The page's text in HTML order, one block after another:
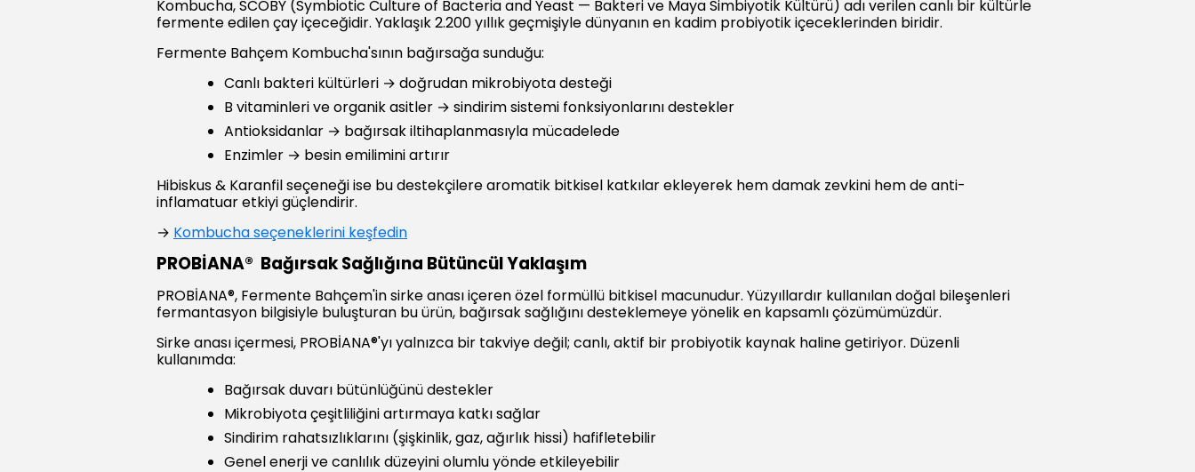
Kombucha, SCOBY (Symbiotic Culture of Bacteria and Yeast — Bakteri ve Maya Simbiyotik Kültürü) adı verilen canlı bir kültürle
fermente edilen çay içeceğidir. Yaklaşık 2.200 yıllık geçmişiyle dünyanın en kadim probiyotik içeceklerinden biridir.
Fermente Bahçem Kombucha'sının bağırsağa sunduğu:
Canlı bakteri kültürleri → doğrudan mikrobiyota desteği
B vitaminleri ve organik asitler → sindirim sistemi fonksiyonlarını destekler
Antioksidanlar → bağırsak iltihaplanmasıyla mücadelede
Enzimler → besin emilimini artırır
Hibiskus & Karanfil seçeneği ise bu destekçilere aromatik bitkisel katkılar ekleyerek hem damak zevkini hem de anti-
inflamatuar etkiyi güçlendirir.
→ Kombucha seçeneklerini keşfedin
PROBİANA® Bağırsak Sağlığına Bütüncül Yaklaşım
PROBİANA®, Fermente Bahçem'in sirke anası içeren özel formüllü bitkisel macunudur. Yüzyıllardır kullanılan doğal bileşenleri
fermantasyon bilgisiyle buluşturan bu ürün, bağırsak sağlığını desteklemeye yönelik en kapsamlı çözümümüzdür.
Sirke anası içermesi, PROBİANA®'yı yalnızca bir takviye değil; canlı, aktif bir probiyotik kaynak haline getiriyor. Düzenli
kullanımda:
Bağırsak duvarı bütünlüğünü destekler
Mikrobiyota çeşitliliğini artırmaya katkı sağlar
Sindirim rahatsızlıklarını (şişkinlik, gaz, ağırlık hissi) hafifletebilir
Genel enerji ve canlılık düzeyini olumlu yönde etkileyebilir